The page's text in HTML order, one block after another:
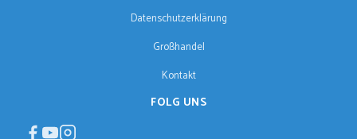
Datenschutzerklärung
Großhandel
Kontakt
FOLG UNS